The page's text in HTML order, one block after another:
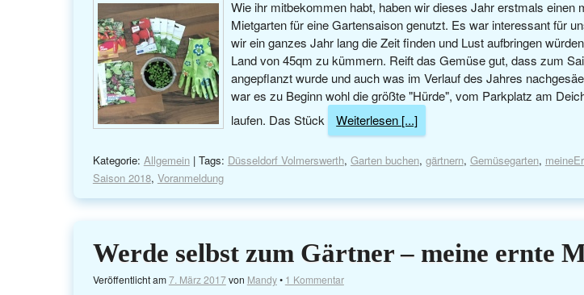
Wie ihr mitbekommen habt, haben wir dieses Jahr erstmals einen
Mietgarten für eine Gartensaison genutzt. Es war interessant für
wir ein ganzes Jahr lang die Zeit finden und Lust aufbringen
Land von 45qm zu kümmern. Reift das Gemüse gut, dass zum
angepflanzt wurde und auch was im Verlauf des Jahres
war es zu Beginn wohl die größte "Hürde", vom Parkplatz am
laufen. Das Stück
Weiterlesen [...]
Kategorie: Allgemein| Tags: Düsseldorf Volmerswerth, Garten buchen, gärtnern, Gemüsegarten,
Saison 2018, Voranmeldung
Werde selbst zum Gärtner – meine ernte
Veröffentlicht am7. März 2017von Mandy• 1 Kommentar